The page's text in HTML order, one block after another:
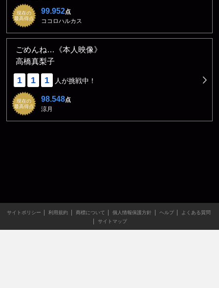
現在の
最高得点
99.952点
ココロハルカス
ごめんね…《本人映像》
高橋真梨子
1 1 1 人が挑戦中！
現在の
最高得点
98.548点
涼月
サイトポリシー 利用規約 商標について 個人情報保護方針 ヘルプ
よくある質問
サイトマップ